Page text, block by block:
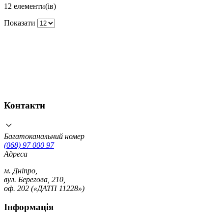
12 елементи(ів)
Показати
Контакти
Багатоканальний номер
(068) 97 000 97
Адреса
м. Дніпро,
вул. Берегова, 210,
оф. 202 («ДАТП 11228»)
Інформація